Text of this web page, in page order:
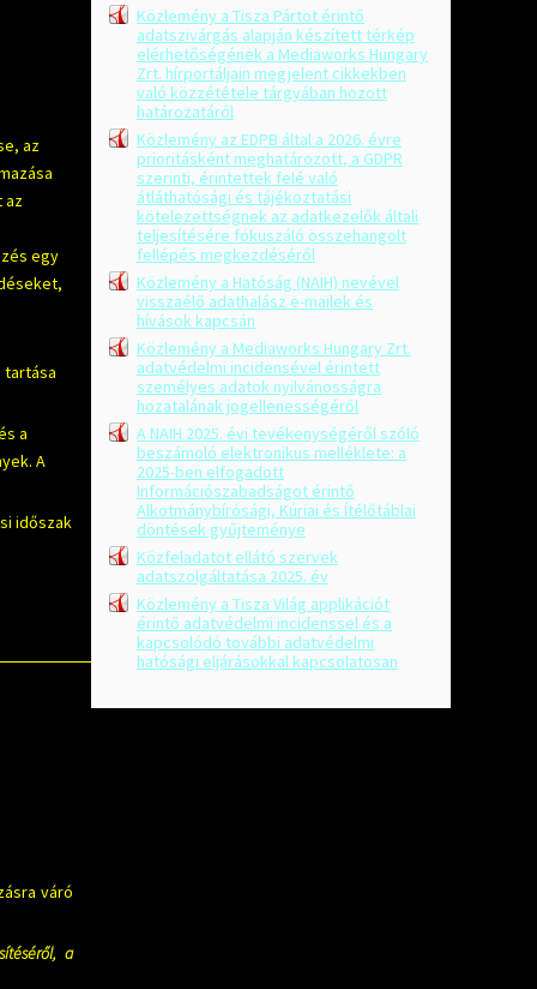
az
az
egy
a
A
időszak
váró
a
Közlemény a Tisza Pártot érintő
adatszivárgás alapján készített térkép
elérhetőségének a Mediaworks Hungary
Zrt. hírportáljain megjelent cikkekben
való közzététele tárgyában hozott
határozatáról
Közlemény az EDPB által a 2026. évre
prioritásként meghatározott, a GDPR
szerinti, érintettek felé való
átláthatósági és tájékoztatási
kötelezettségnek az adatkezelők általi
teljesítésére fókuszáló összehangolt
fellépés megkezdéséről
Közlemény a Hatóság (NAIH) nevével
visszaélő adathalász e-mailek és
hívások kapcsán
Közlemény a Mediaworks Hungary Zrt.
adatvédelmi incidensével érintett
személyes adatok nyilvánosságra
hozatalának jogellenességéről
A NAIH 2025. évi tevékenységéről szóló
beszámoló elektronikus melléklete: a
2025-ben elfogadott
Információszabadságot érintő
Alkotmánybírósági, Kúriai és Ítélőtáblai
döntések gyűjteménye
Közfeladatot ellátó szervek
adatszolgáltatása 2025. év
Közlemény a Tisza Világ applikációt
érintő adatvédelmi incidenssel és a
kapcsolódó további adatvédelmi
hatósági eljárásokkal kapcsolatosan